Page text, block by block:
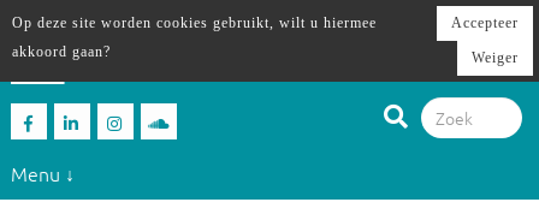
Menu ↓
Op deze site worden cookies gebruikt, wilt u hiermee
akkoord gaan?
Accepteer
Weiger